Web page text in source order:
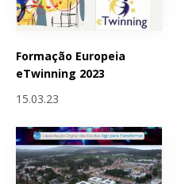
Formação Europeia
eTwinning 2023
15.03.23